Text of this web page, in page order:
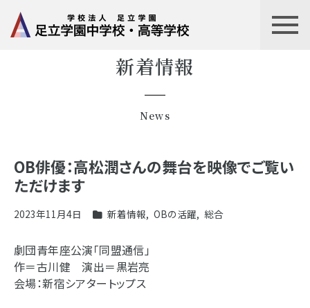
新着情報
News
OB俳優：高松潤さんの舞台を映像でご覧い
ただけます
2023年11月4日 新着情報, OBの活躍, 総合
劇団青年座公演「同盟通信」
作＝古川健 演出＝黒岩亮
会場：新宿シアタートップス